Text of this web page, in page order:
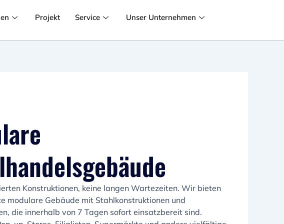
Projekt Service Unser Unternehmen
Konstruktionen, keine langen Wartezeiten. Wir bieten
modulare Gebäude mit Stahlkonstruktionen und
die innerhalb von 7 Tagen sofort einsatzbereit sind.